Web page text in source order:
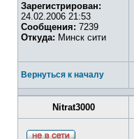
Зарегистрирован:
24.02.2006 21:53
Сообщения: 7239
Откуда: Минск сити
Вернуться к началу
Nitrat3000